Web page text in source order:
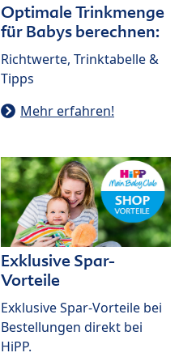
Optimale Trinkmenge
für Babys berechnen:
Richtwerte, Trinktabelle &
Tipps
Mehr erfahren!
Exklusive Spar-
Vorteile
Exklusive Spar-Vorteile bei
Bestellungen direkt bei
HiPP.